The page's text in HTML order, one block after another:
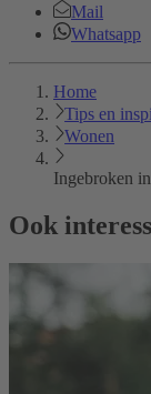
Mail
Whatsapp
Home
Tips en
Wonen
Ingebroken
Ook